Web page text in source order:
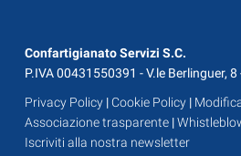
Confartigianato Servizi S.C.
P.IVA 00431550391 - V.le Berlinguer,
Privacy Policy |Cookie Policy |
Associazione trasparente |
Iscriviti alla nostra newsletter